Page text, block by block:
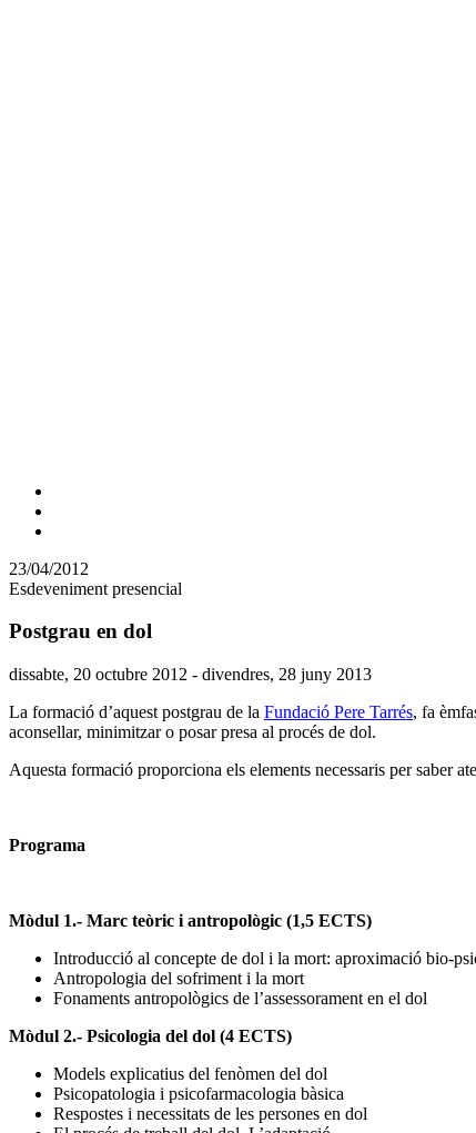
Comparteix
altres
xarxes
23/04/2012
Esdeveniment presencial
Postgrau en dol
Data
l'esdeveniment:
dissabte, 20 octubre 2012 - divendres, 28 juny 2013
La formació d’aquest postgrau de la Fundació Pere Tarrés, fa
aconsellar, minimitzar o posar presa al procés de dol.
Aquesta formació proporciona els elements necessaris per saber
Programa
Mòdul 1.- Marc teòric i antropològic (1,5 ECTS)
Introducció al concepte de dol i la mort: aproximació bio-
Antropologia del sofriment i la mort
Fonaments antropològics de l’assessorament en el dol
Mòdul 2.- Psicologia del dol (4 ECTS)
Models explicatius del fenòmen del dol
Psicopatologia i psicofarmacologia bàsica
Respostes i necessitats de les persones en dol